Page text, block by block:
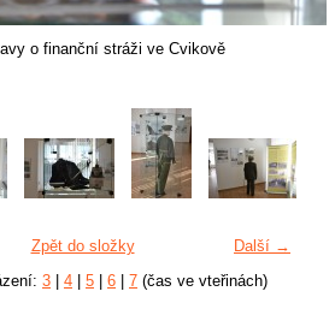
o finanční stráži ve Cvikově
Další →
Zpět do složky
3 | 4 | 5 | 6 | 7 (čas ve vteřinách)